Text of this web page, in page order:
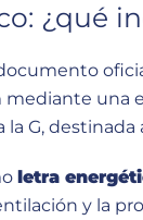
¿qué
mediante una
G,
letra
y la